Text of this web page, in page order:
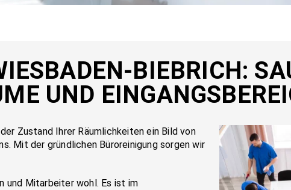
BIE­BRICH:
UND
Zu­stand Ih­rer Räum­lich­kei­ten ein Bild von
Mit der gründ­li­chen Bü­ror­ei­ni­gung sor­gen wir
und Mitarbeiter wohl. Es ist im